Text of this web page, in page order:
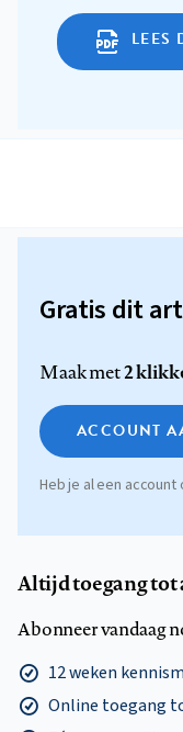
LEES
Gratis dit
Maak met2
ACCOUNT
Heb je al een
Altijd toegang tot
Abonneer vandaag
12 weken
Online toegang